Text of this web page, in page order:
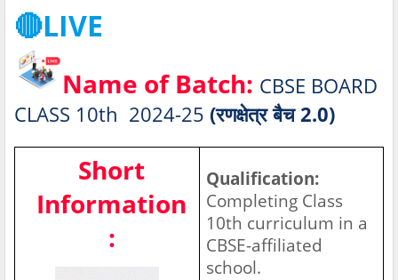
🔴LIVE
Name of Batch: CBSE BOARD
CLASS 10th 2024-25 (रणक्षेत्र बैच 2.0)
Short
Information
:
Qualification:
Completing Class
10th curriculum in a
CBSE-affiliated
school.